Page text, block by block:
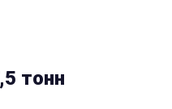
тонн